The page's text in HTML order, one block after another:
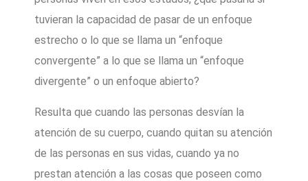
tuvieran la capacidad de pasar de un enfoque
estrecho o lo que se llama un “enfoque
convergente” a lo que se llama un “enfoque
divergente” o un enfoque abierto?
Resulta que cuando las personas desvían la
atención de su cuerpo, cuando quitan su atención
de las personas en sus vidas, cuando ya no
prestan atención a las cosas que poseen como